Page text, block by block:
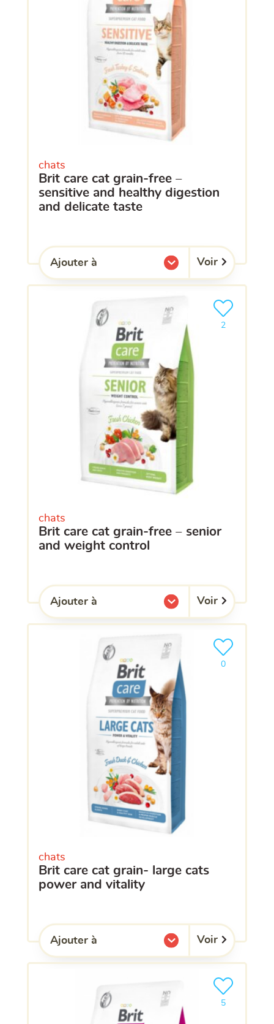
chats
brit care cat grain-free –
sensitive and healthy digestion
and delicate taste
Ajouter à
l'une de mes listes. Voir
chats
brit care cat grain-free – senior
and weight control
2
Ajouter le
clients ont
Ajouter à
l'une de mes listes. Voir
chats
brit care cat grain- large cats
power and vitality
0
Ajouter le
clients ont
Ajouter à
l'une de mes listes. Voir
5
Ajouter le
clients ont